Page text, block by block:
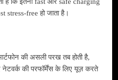
free हो जाता है।
की असली परख तब होती है,
की परफॉर्मेंस के लिए यूज़ करते